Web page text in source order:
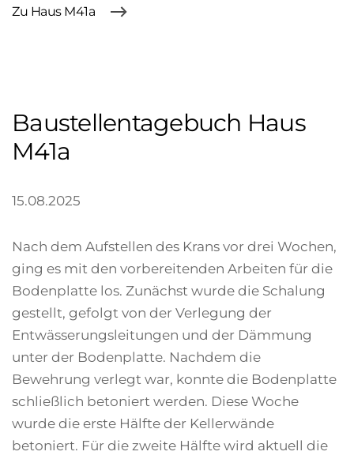
Zu Haus M41a
Baustellentagebuch Haus
M41a
15.08.2025
Nach dem Aufstellen des Krans vor drei Wochen,
ging es mit den vorbereitenden Arbeiten für die
Bodenplatte los. Zunächst wurde die Schalung
gestellt, gefolgt von der Verlegung der
Entwässerungsleitungen und der Dämmung
unter der Bodenplatte. Nachdem die
Bewehrung verlegt war, konnte die Bodenplatte
schließlich betoniert werden. Diese Woche
wurde die erste Hälfte der Kellerwände
betoniert. Für die zweite Hälfte wird aktuell die